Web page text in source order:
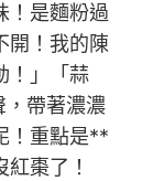
！是麵粉過
開！我的陳
！」「蒜
，帶著濃濃
！重點是**
棗了！